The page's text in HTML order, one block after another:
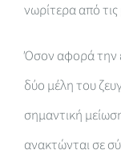
νωρίτερα από
Όσον αφορά την
δύο μέλη του
σημαντική
ανακτώνται σε